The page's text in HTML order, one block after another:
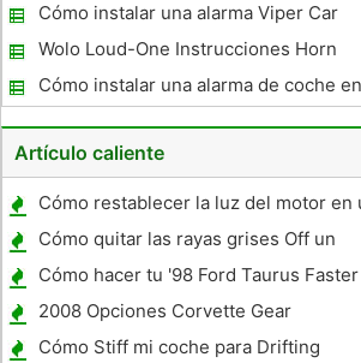
Cómo instalar una alarma Viper Car
Wolo Loud-One Instrucciones Horn
Cómo instalar una alarma de coche
VW Beetle
Artículo caliente
Cómo restablecer la luz del motor en
Dodge Ram 1500
Cómo quitar las rayas grises Off un
remolque blanco
Cómo hacer tu '98 Ford Taurus Faster
2008 Opciones Corvette Gear
Cómo Stiff mi coche para Drifting